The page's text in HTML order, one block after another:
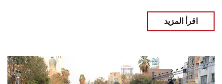
اقرأ المزيد